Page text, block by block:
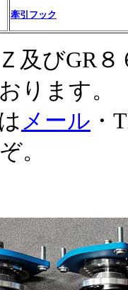
牽引フック
Ｚ及びGR
ります。
メール ・
。